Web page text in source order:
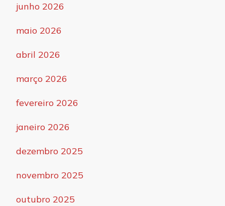
junho 2026
maio 2026
abril 2026
março 2026
fevereiro 2026
janeiro 2026
dezembro 2025
novembro 2025
outubro 2025